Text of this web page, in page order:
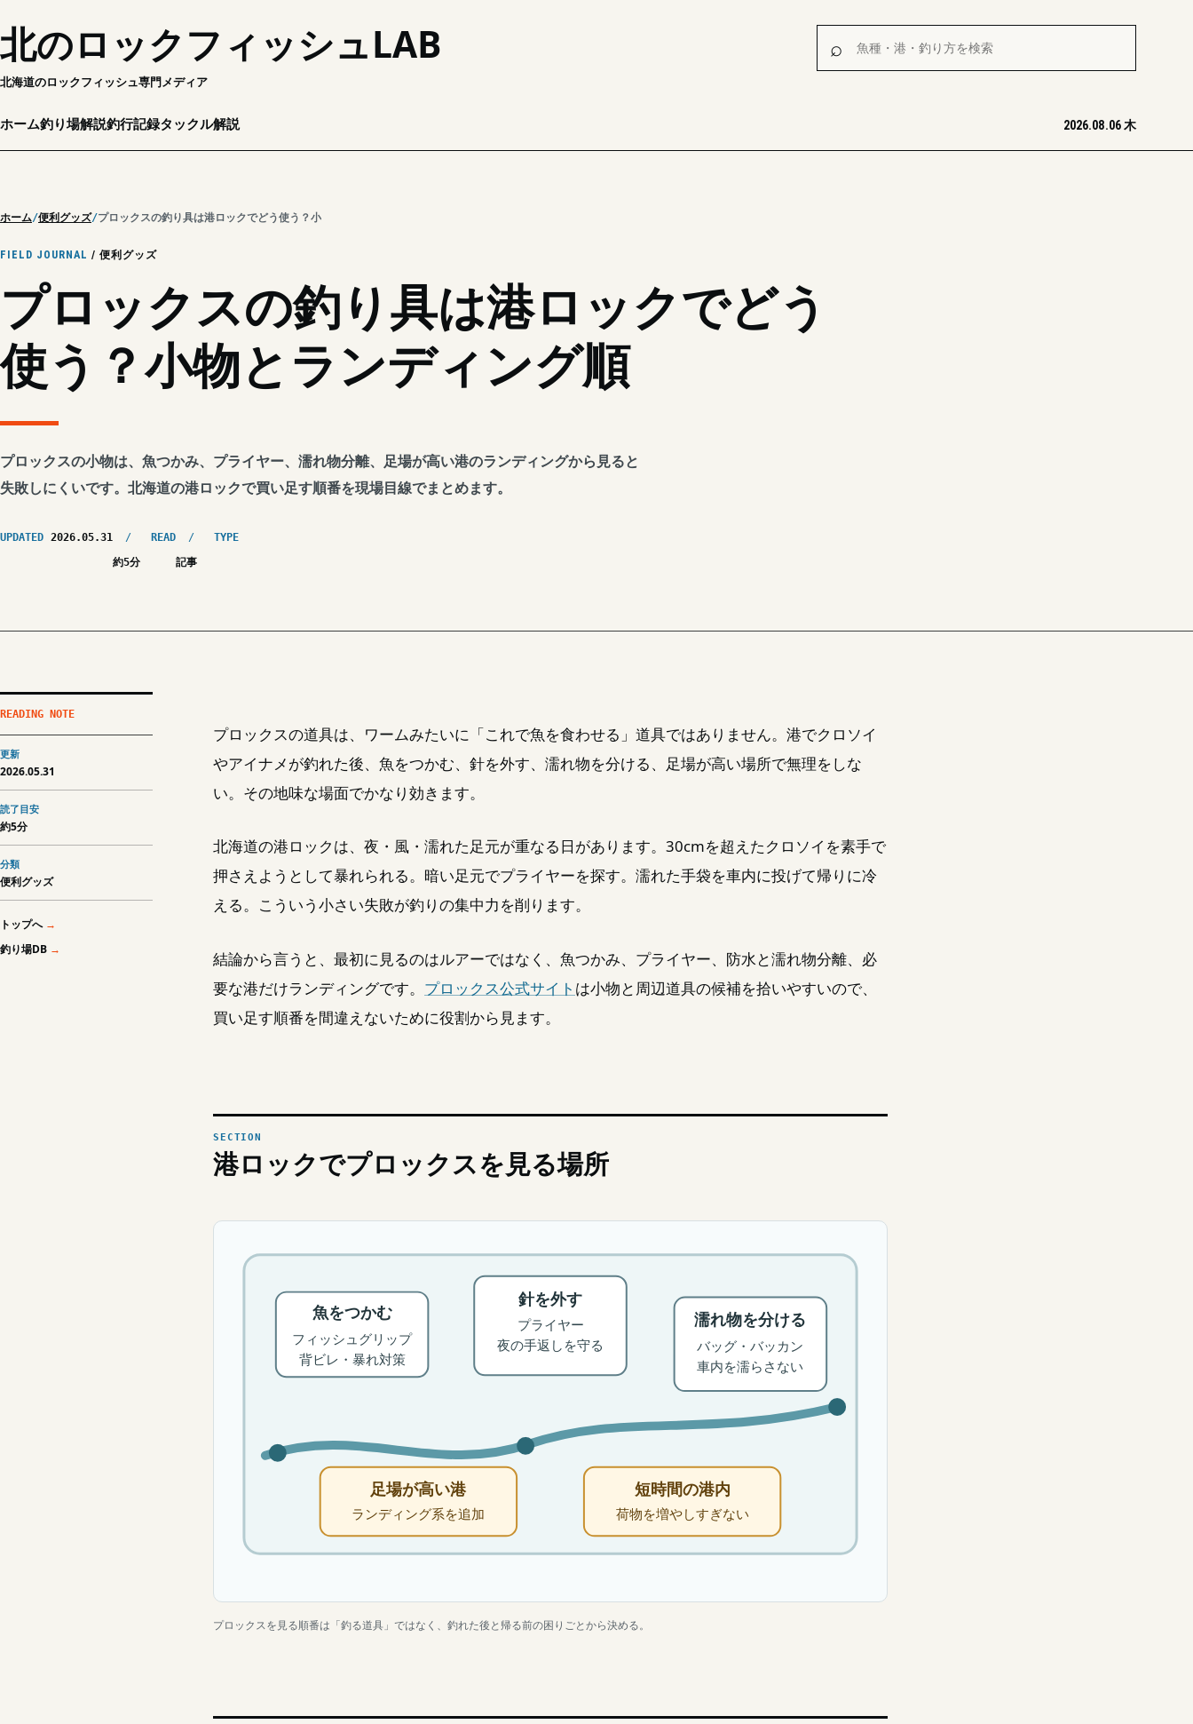
北のロックフィッシュLAB
北海道のロックフィッシュ専門メディア
魚種・港・釣り方を検索
⌕
ホーム釣り場解説釣行記録タックル解説 2026.08.06 木
ホーム 便利グッズ プロックスの釣り具は港ロックでどう使う？小物とランディング順
FIELD JOURNAL / 便利グッズ
プロックスの釣り具は港ロックでどう
使う？小物とランディング順
プロックスの小物は、魚つかみ、プライヤー、濡れ物分離、足場が高い港のランディングから見ると
失敗しにくいです。北海道の港ロックで買い足す順番を現場目線でまとめます。
UPDATED 2026.05.31
READ
約5分
TYPE
記事
READING NOTE
更新
2026.05.31
読了目安
約5分
分類
便利グッズ
トップへ
釣り場DB
プロックスの道具は、ワームみたいに「これで魚を食わせる」道具ではありません。港でクロソイ
やアイナメが釣れた後、魚をつかむ、針を外す、濡れ物を分ける、足場が高い場所で無理をしな
い。その地味な場面でかなり効きます。
北海道の港ロックは、夜・風・濡れた足元が重なる日があります。30cmを超えたクロソイを素手で
押さえようとして暴れられる。暗い足元でプライヤーを探す。濡れた手袋を車内に投げて帰りに冷
える。こういう小さい失敗が釣りの集中力を削ります。
結論から言うと、最初に見るのはルアーではなく、魚つかみ、プライヤー、防水と濡れ物分離、必
要な港だけランディングです。 プロックス公式サイト は小物と周辺道具の候補を拾いやすいので、
買い足す順番を間違えないために役割から見ます。
港ロックでプロックスを見る場所
魚をつかむ
フィッシュグリップ
背ビレ・暴れ対策
針を外す
プライヤー
夜の手返しを守る
濡れ物を分ける
バッグ・バッカン
車内を濡らさない
足場が高い港
ランディング系を追加
短時間の港内
荷物を増やしすぎない
プロックスを見る順番は「釣る道具」ではなく、釣れた後と帰る前の困りごとから決める。